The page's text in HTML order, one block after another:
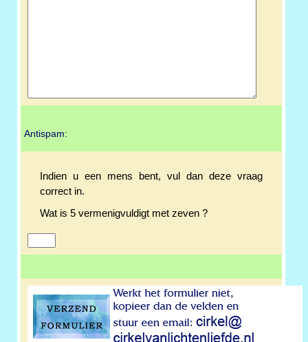
Antispam:
Indien u een mens bent, vul dan deze vraag
correct in.
Wat is 5 vermenigvuldigt met zeven ?